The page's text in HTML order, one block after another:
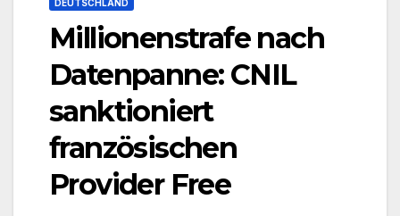
DEUTSCHLAND
Millionenstrafe nach
Datenpanne: CNIL
sanktioniert
französischen
Provider Free